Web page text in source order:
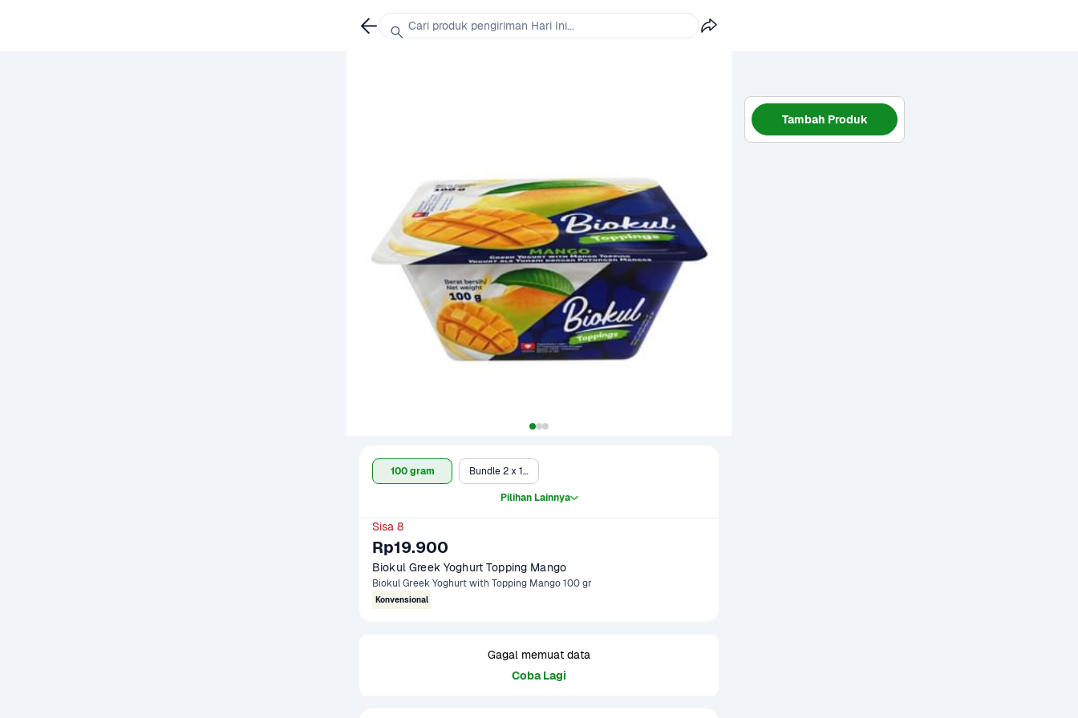
100 gram Bundle 2 x 100 gram
Pilihan Lainnya
Sisa 8
Rp19.900
Biokul Greek Yoghurt Topping Mango
Biokul Greek Yoghurt with Topping Mango 100 gr
Konvensional
Gagal memuat data
Coba Lagi
Tambah Produk
Cari produk pengiriman Hari Ini...